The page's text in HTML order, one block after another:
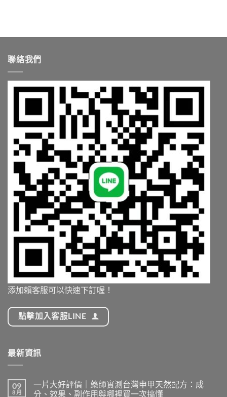
聯絡我們
添加賴客服可以快速下訂喔！
點擊加入客服LINE
最新資訊
09
8 月
一片大好評價｜藥師實測台灣申甲天然配方：成
分、效果、副作用與哪裡買一次搞懂